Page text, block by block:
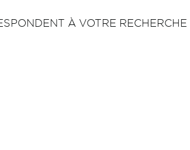
À VOTRE RECHERCHE